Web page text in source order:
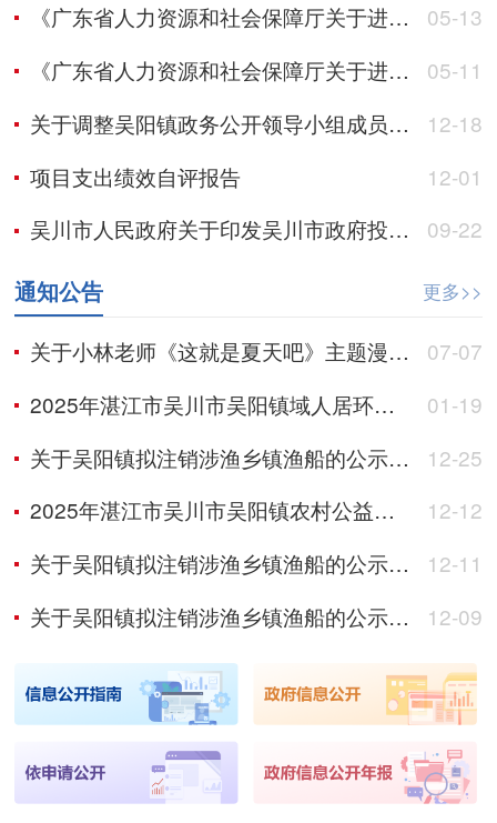
《广东省人力资源和社会保障厅关于进一步做好被征地农民社会保障工作完善相关政策的通知》政策解读
05-13
《广东省人力资源和社会保障厅关于进一步做好被征地农民社会保障工作完善相关政策的通知》政策解读
05-11
关于调整吴阳镇政务公开领导小组成员的通知
12-18
项目支出绩效自评报告
12-01
吴川市人民政府关于印发吴川市政府投资项目管理办法（2025年修订）的通知
09-22
通知公告 更多>>
关于小林老师《这就是夏天吧》主题漫画展开幕的公告
07-07
2025年湛江市吴川市吴阳镇域人居环境整治项目选取服务机构的公告
01-19
关于吴阳镇拟注销涉渔乡镇渔船的公示（五）
12-25
2025年湛江市吴川市吴阳镇农村公益建设项目采购代理服务公开选取公告
12-12
关于吴阳镇拟注销涉渔乡镇渔船的公示（四）
12-11
关于吴阳镇拟注销涉渔乡镇渔船的公示（三）
12-09